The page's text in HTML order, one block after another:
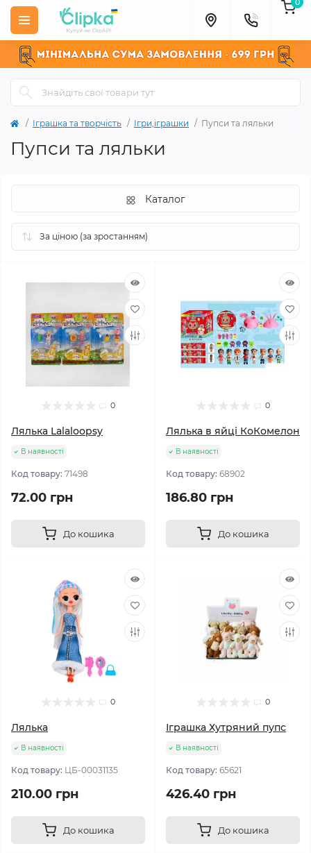
Іграшка та творчість Ігри,іграшки Пупси та ляльки
Пупси та ляльки
Каталог
0
Лялька Lalaloopsy
В наявності
Код товару: 71498
72.00 грн
До кошика
0
Лялька в яйці КоКомелон
В наявності
Код товару: 68902
186.80 грн
До кошика
0
Лялька
В наявності
Код товару: ЦБ-00031135
210.00 грн
До кошика
0
Іграшка Хутряний пупс
В наявності
Код товару: 65621
426.40 грн
До кошика